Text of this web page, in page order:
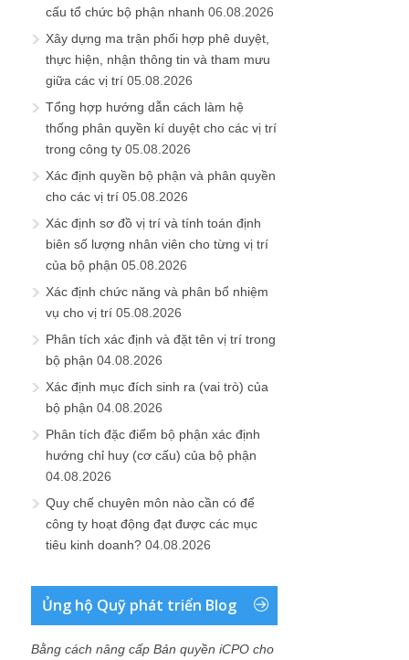
cấu tổ chức bộ phận nhanh 06.08.2026
Xây dựng ma trận phối hợp phê duyệt,
thực hiện, nhận thông tin và tham mưu
giữa các vị trí 05.08.2026
Tổng hợp hướng dẫn cách làm hệ
thống phân quyền kí duyệt cho các vị trí
trong công ty 05.08.2026
Xác định quyền bộ phận và phân quyền
cho các vị trí 05.08.2026
Xác định sơ đồ vị trí và tính toán định
biên số lượng nhân viên cho từng vị trí
của bộ phận 05.08.2026
Xác định chức năng và phân bổ nhiệm
vụ cho vị trí 05.08.2026
Phân tích xác định và đặt tên vị trí trong
bộ phận 04.08.2026
Xác định mục đích sinh ra (vai trò) của
bộ phận 04.08.2026
Phân tích đặc điểm bộ phận xác định
hướng chỉ huy (cơ cấu) của bộ phận
04.08.2026
Quy chế chuyên môn nào cần có để
công ty hoạt động đạt được các mục
tiêu kinh doanh? 04.08.2026
Ủng hộ Quỹ phát triển Blog
Bằng cách nâng cấp Bản quyền iCPO cho